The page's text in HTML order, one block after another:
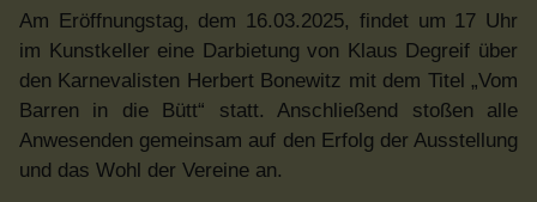
Am Eröffnungstag, dem 16.03.2025, findet um 17 Uhr
im Kunstkeller eine Darbietung von Klaus Degreif über
den Karnevalisten Herbert Bonewitz mit dem Titel „Vom
Barren in die Bütt“ statt. Anschließend stoßen alle
Anwesenden gemeinsam auf den Erfolg der Ausstellung
und das Wohl der Vereine an.